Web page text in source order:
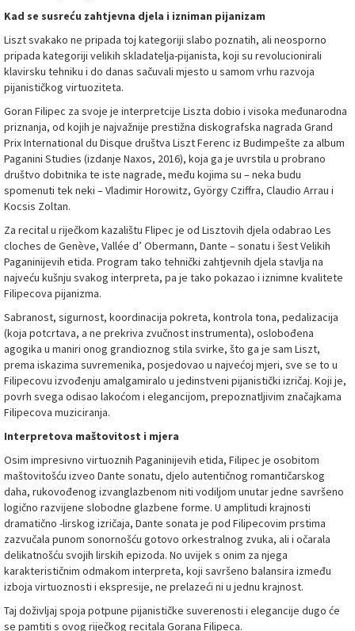
Kad se susreću zahtjevna djela i izniman pijanizam
Liszt svakako ne pripada toj kategoriji slabo poznatih, ali neosporno
pripada kategoriji velikih skladatelja-pijanista, koji su revolucionirali
klavirsku tehniku i do danas sačuvali mjesto u samom vrhu razvoja
pijanističkog virtuoziteta.
Goran Filipec za svoje je interpretcije Liszta dobio i visoka međunarodna
priznanja, od kojih je najvažnije prestižna diskografska nagrada Grand
Prix International du Disque društva Liszt Ferenc iz Budimpešte za album
Paganini Studies (izdanje Naxos, 2016), koja ga je uvrstila u probrano
društvo dobitnika te iste nagrade, među kojima su – neka budu
spomenuti tek neki – Vladimir Horowitz, György Cziffra, Claudio Arrau i
Kocsis Zoltan.
Za recital u riječkom kazalištu Flipec je od Lisztovih djela odabrao Les
cloches de Genève, Vallée d’ Obermann, Dante – sonatu i šest Velikih
Paganinijevih etida. Program tako tehnički zahtjevnih djela stavlja na
najveću kušnju svakog interpreta, pa je tako pokazao i iznimne kvalitete
Filipecova pijanizma.
Sabranost, sigurnost, koordinacija pokreta, kontrola tona, pedalizacija
(koja potcrtava, a ne prekriva zvučnost instrumenta), oslobođena
agogika u maniri onog grandioznog stila svirke, što ga je sam Liszt,
prema iskazima suvremenika, posjedovao u najvećoj mjeri, sve se to u
Filipecovu izvođenju amalgamiralo u jedinstveni pijanistički izričaj. Koji je,
povrh svega odisao lakoćom i elegancijom, prepoznatljivim značajkama
Filipecova muziciranja.
Interpretova maštovitost i mjera
Osim impresivno virtuoznih Paganinijevih etida, Filipec je osobitom
maštovitošću izveo Dante sonatu, djelo autentičnog romantičarskog
daha, rukovođenog izvanglazbenom niti vodiljom unutar jedne savršeno
logično razvijene slobodne glazbene forme. U amplitudi krajnosti
dramatično -lirskog izričaja, Dante sonata je pod Filipecovim prstima
zazvučala punom sonornošću gotovo orkestralnog zvuka, ali i očarala
delikatnošću svojih lirskih epizoda. No uvijek s onim za njega
karakterističnim odmakom interpreta, koji savršeno balansira između
izboja virtuoznosti i ekspresije, ne prelazeći ni u jednu krajnost.
Taj doživljaj spoja potpune pijanističke suverenosti i elegancije dugo će
se pamtiti s ovog riječkog recitala Gorana Filipeca.